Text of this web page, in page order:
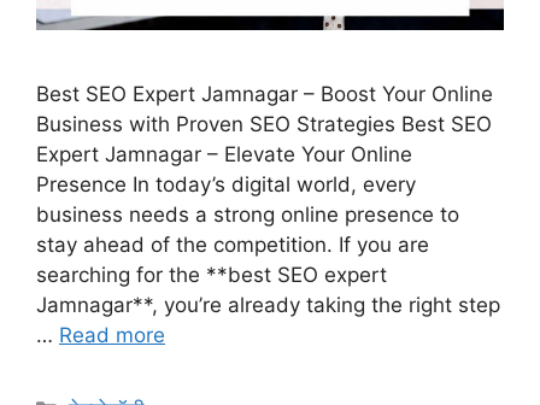
Best SEO Expert Jamnagar – Boost Your Online
Business with Proven SEO Strategies Best SEO
Expert Jamnagar – Elevate Your Online
Presence In today’s digital world, every
business needs a strong online presence to
stay ahead of the competition. If you are
searching for the **best SEO expert
Jamnagar**, you’re already taking the right step
… Read more